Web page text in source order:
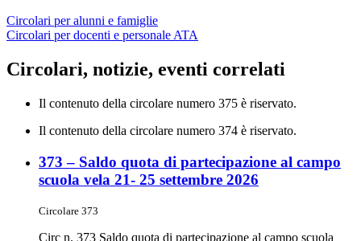
Circolari per alunni e famiglie
Circolari per docenti e personale ATA
Circolari, notizie, eventi correlati
Il contenuto della circolare numero 375 è riservato.
Il contenuto della circolare numero 374 è riservato.
373 – Saldo quota di partecipazione al campo
scuola vela 21- 25 settembre 2026
Circolare 373
Circ n. 373 Saldo quota di partecipazione al campo scuola